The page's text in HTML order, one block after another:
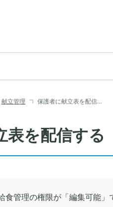
献立管理 保護者に献立表を配信…
表を配信する
食管理の権限が「編集可能」